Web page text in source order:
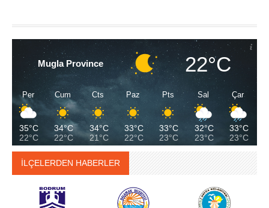
Mugla Province 22°C
Per
35°C
22°C
Cum
34°C
22°C
Cts
34°C
21°C
Paz
33°C
22°C
Pts
33°C
23°C
Sal
32°C
23°C
Çar
33°C
23°C
İLÇELERDEN HABERLER